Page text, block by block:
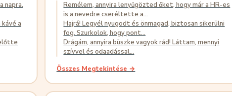
napra.
a
Remélem, annyira lenyűgözted őket, hogy már a HR-es
is a nevedre cseréltette a...
Hajrá! Legyél nyugodt és önmagad, biztosan sikerülni
fog. Szurkolok, hogy pont...
Drágám, annyira büszke vagyok rád! Láttam, mennyi
szívvel és odaadással...
Összes Megtekintése →